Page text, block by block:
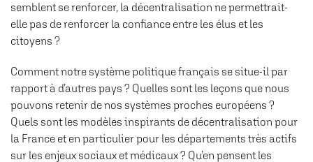
semblent se renforcer, la décentralisation ne permettrait-
elle pas de renforcer la confiance entre les élus et les
citoyens ?
Comment notre système politique français se situe-il par
rapport à d’autres pays ? Quelles sont les leçons que nous
pouvons retenir de nos systèmes proches européens ?
Quels sont les modèles inspirants de décentralisation pour
la France et en particulier pour les départements très actifs
sur les enjeux sociaux et médicaux ? Qu’en pensent les